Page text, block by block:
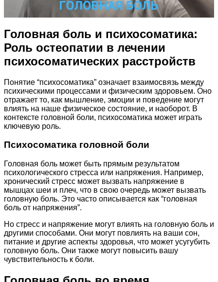
Головная боль и психосоматика:
Роль остеопатии в лечении
психосоматических расстройств
Понятие “психосоматика” означает взаимосвязь между
психическими процессами и физическим здоровьем. Оно
отражает то, как мышление, эмоции и поведение могут
влиять на наше физическое состояние, и наоборот. В
контексте головной боли, психосоматика может играть
ключевую роль.
Психосоматика головной боли
Головная боль может быть прямым результатом
психологического стресса или напряжения. Например,
хронический стресс может вызвать напряжение в
мышцах шеи и плеч, что в свою очередь может вызвать
головную боль. Это часто описывается как “головная
боль от напряжения”.
Но стресс и напряжение могут влиять на головную боль и
другими способами. Они могут повлиять на ваши сон,
питание и другие аспекты здоровья, что может усугубить
головную боль. Они также могут повысить вашу
чувствительность к боли.